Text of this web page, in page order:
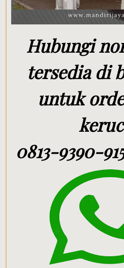
Hubungi
tersedia di
untuk
0813-9390-